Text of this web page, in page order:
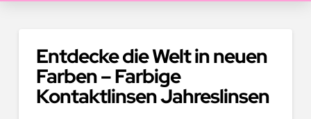
Entdecke die Welt in neuen
Farben – Farbige
Kontaktlinsen Jahreslinsen